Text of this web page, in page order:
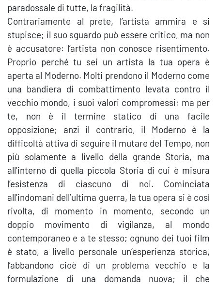
paradossale di tutte, la fragilità.
Contrariamente al prete, l’artista ammira e si
stupisce; il suo sguardo può essere critico, ma non
è accusatore: l’artista non conosce risentimento.
Proprio perché tu sei un artista la tua opera è
aperta al Moderno. Molti prendono il Moderno come
una bandiera di combattimento levata contro il
vecchio mondo, i suoi valori compromessi; ma per
te, non è il termine statico di una facile
opposizione; anzi il contrario, il Moderno è la
difficoltà attiva di seguire il mutare del Tempo, non
più solamente a livello della grande Storia, ma
all’interno di quella piccola Storia di cui è misura
l’esistenza di ciascuno di noi. Cominciata
all’indomani dell’ultima guerra, la tua opera si è così
rivolta, di momento in momento, secondo un
doppio movimento di vigilanza, al mondo
contemporaneo e a te stesso; ognuno dei tuoi film
è stato, a livello personale un’esperienza storica,
l’abbandono cioè di un problema vecchio e la
formulazione di una domanda nuova; il che